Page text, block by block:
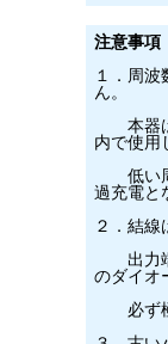
注意事項
１．周
ん。
本器は
内で使用
低い周
過充電と
２．結線
出力端
のダイオ
必ず極